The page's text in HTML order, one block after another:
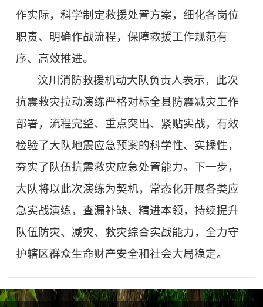
作实际，科学制定救援处置方案，细化各岗位
职责、明确作战流程，保障救援工作规范有
序、高效推进。
汶川消防救援机动大队负责人表示，此次
抗震救灾拉动演练严格对标全县防震减灾工作
部署，流程完整、重点突出、紧贴实战，有效
检验了大队地震应急预案的科学性、实操性，
夯实了队伍抗震救灾应急处置能力。下一步，
大队将以此次演练为契机，常态化开展各类应
急实战演练，查漏补缺、精进本领，持续提升
队伍防灾、减灾、救灾综合实战能力，全力守
护辖区群众生命财产安全和社会大局稳定。